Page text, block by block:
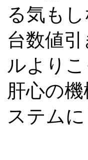
る気も
台数値
ルよりこ
肝心の
ステム